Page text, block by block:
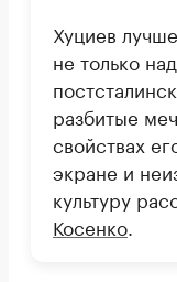
Хуциев
не только
разбитые
свойствах
экране и
культуру
Косенко